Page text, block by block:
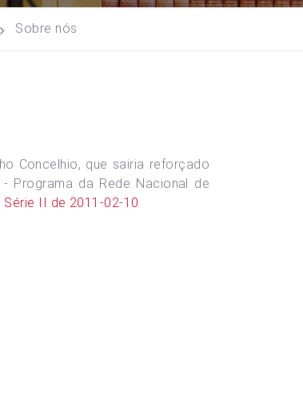
Sobre nós
Concelhio, que sairia reforçado
Programa da Rede Nacional de
Série II de 2011-02-10